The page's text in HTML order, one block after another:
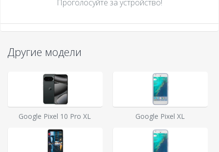
Проголосуйте за устройcтво!
Другие модели
Google Pixel 10 Pro XL Google Pixel XL